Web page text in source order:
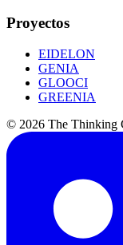
Proyectos
EIDELON
GENIA
GLOOCI
GREENIA
© 2026 The Thinking